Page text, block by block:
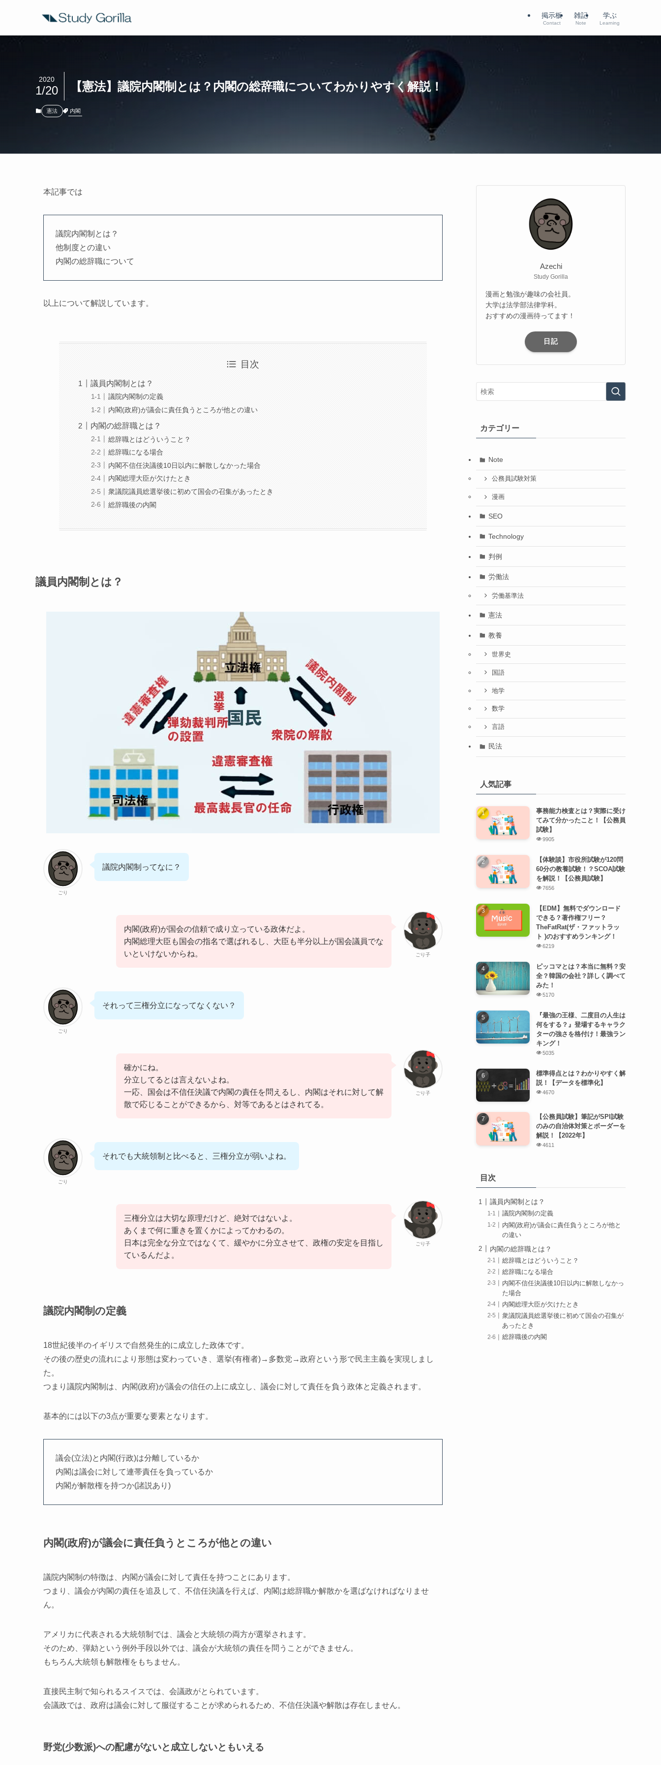
掲示板
Contact
雑記
Note
学ぶ
Learning
【憲法】議院内閣制とは？内閣の総辞職についてわかりやすく解説！
2020
1/20
憲法 内閣
本記事では
議院内閣制とは？
他制度との違い
内閣の総辞職について
以上について解説しています。
目次
議員内閣制とは？
議院内閣制の定義
内閣(政府)が議会に責任負うところが他との違い
内閣の総辞職とは？
総辞職とはどういうこと？
総辞職になる場合
内閣不信任決議後10日以内に解散しなかった場合
内閣総理大臣が欠けたとき
衆議院議員総選挙後に初めて国会の召集があったとき
総辞職後の内閣
議員内閣制とは？
ごり
議院内閣制ってなに？
ごり子
内閣(政府)が国会の信頼で成り立っている政体だよ。
内閣総理大臣も国会の指名で選ばれるし、大臣も半分以上が国会議員でな
いといけないからね。
ごり
それって三権分立になってなくない？
ごり子
確かにね。
分立してるとは言えないよね。
一応、国会は不信任決議で内閣の責任を問えるし、内閣はそれに対して解
散で応じることができるから、対等であるとはされてる。
ごり
それでも大統領制と比べると、三権分立が弱いよね。
ごり子
三権分立は大切な原理だけど、絶対ではないよ。
あくまで何に重きを置くかによってかわるの。
日本は完全な分立ではなくて、緩やかに分立させて、政権の安定を目指し
ているんだよ。
議院内閣制の定義
18世紀後半のイギリスで自然発生的に成立した政体です。
その後の歴史の流れにより形態は変わっていき、選挙(有権者)→多数党→政府という形で民主主義を実現しまし
た。
つまり議院内閣制は、内閣(政府)が議会の信任の上に成立し、議会に対して責任を負う政体と定義されます。
基本的には以下の3点が重要な要素となります。
議会(立法)と内閣(行政)は分離しているか
内閣は議会に対して連帯責任を負っているか
内閣が解散権を持つか(諸説あり)
内閣(政府)が議会に責任負うところが他との違い
議院内閣制の特徴は、内閣が議会に対して責任を持つことにあります。
つまり、議会が内閣の責任を追及して、不信任決議を行えば、内閣は総辞職か解散かを選ばなければなりませ
ん。
アメリカに代表される大統領制では、議会と大統領の両方が選挙されます。
そのため、弾劾という例外手段以外では、議会が大統領の責任を問うことができません。
もちろん大統領も解散権をもちません。
直接民主制で知られるスイスでは、会議政がとられています。
会議政では、政府は議会に対して服従することが求められるため、不信任決議や解散は存在しません。
野党(少数派)への配慮がないと成立しないともいえる
Azechi
Study Gorilla
漫画と勉強が趣味の会社員。
大学は法学部法律学科。
おすすめの漫画待ってます！
日記
カテゴリー
Note
公務員試験対策
漫画
SEO
Technology
判例
労働法
労働基準法
憲法
教養
世界史
国語
地学
数学
言語
民法
人気記事
事務能力検査とは？実際に受け
てみて分かったこと！【公務員
試験】
9905
【体験談】市役所試験が120問
60分の教養試験！？SCOA試験
を解説！【公務員試験】
7656
【EDM】無料でダウンロード
できる？著作権フリー？
TheFatRat(ザ・ファットラッ
ト )のおすすめランキング！
6219
ピッコマとは？本当に無料？安
全？韓国の会社？詳しく調べて
みた！
5170
『最強の王様、二度目の人生は
何をする？』登場するキャラク
ターの強さを格付け！最強ラン
キング！
5035
標準得点とは？わかりやすく解
説！【データを標準化】
4670
【公務員試験】筆記がSPI試験
のみの自治体対策とボーダーを
解説！【2022年】
4611
目次
議員内閣制とは？
議院内閣制の定義
内閣(政府)が議会に責任負うところが他と
の違い
内閣の総辞職とは？
総辞職とはどういうこと？
総辞職になる場合
内閣不信任決議後10日以内に解散しなかっ
た場合
内閣総理大臣が欠けたとき
衆議院議員総選挙後に初めて国会の召集が
あったとき
総辞職後の内閣